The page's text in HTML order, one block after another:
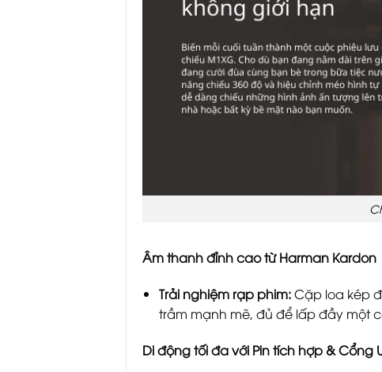
Âm thanh đỉnh cao từ Harman Kardon
Trải nghiệm rạp phim:Cặp loa kép
trầm mạnh mẽ, đủ để lấp đầy một
Di động tối đa với Pin tích hợp & Cổng